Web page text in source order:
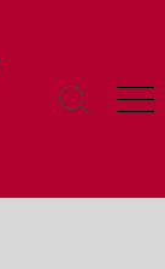
検
ル
メ